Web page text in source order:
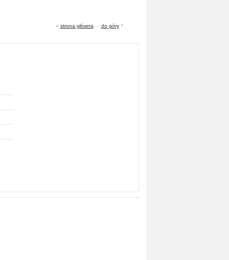
« strona główna - do góry^